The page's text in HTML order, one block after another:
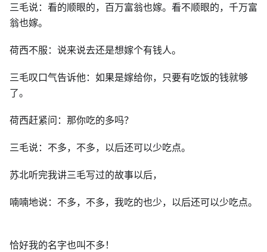
三毛说：看的顺眼的，百万富翁也嫁。看不顺眼的，千万富
翁也嫁。
荷西不服：说来说去还是想嫁个有钱人。
三毛叹口气告诉他：如果是嫁给你，只要有吃饭的钱就够
了。
荷西赶紧问：那你吃的多吗？
三毛说：不多，不多，以后还可以少吃点。
苏北听完我讲三毛写过的故事以后，
喃喃地说：不多，不多，我吃的也少，以后还可以少吃点。
恰好我的名字也叫不多！